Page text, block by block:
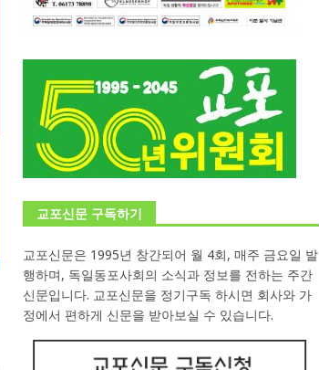
교포신문 구독하기
교포신문은 1995년 창간되어 월 4회, 매주 금요일 발
행하며, 독일동포사회의 소식과 정보를 전하는 주간
신문입니다. 교포신문을 정기구독 하시면 회사와 가
정에서 편하게 신문을 받아보실 수 있습니다.